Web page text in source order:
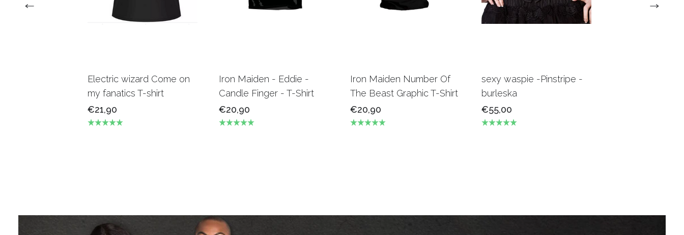
Electric wizard Come on
my fanatics T-shirt
€21,90
Iron Maiden - Eddie -
Candle Finger - T-Shirt
€20,90
Iron Maiden Number Of
The Beast Graphic T-Shirt
€20,90
sexy waspie -Pinstripe -
burleska
€55,00